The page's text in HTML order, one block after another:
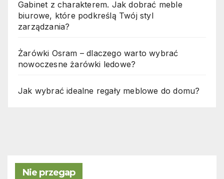
Gabinet z charakterem. Jak dobrać meble
biurowe, które podkreślą Twój styl
zarządzania?
Żarówki Osram – dlaczego warto wybrać
nowoczesne żarówki ledowe?
Jak wybrać idealne regały meblowe do domu?
Nie przegap